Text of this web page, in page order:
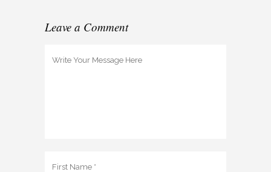
Leave a Comment